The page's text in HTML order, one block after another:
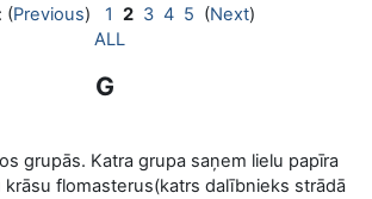
(Previous) 1 2 3 4 5 (Next)
ALL
G
grupās. Katra grupa saņem lielu papīra
krāsu flomasterus(katrs dalībnieks strādā